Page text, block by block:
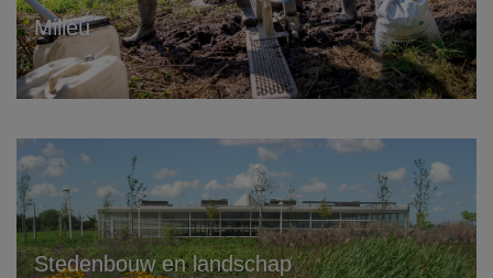
Milieu
Bij de ontwikkeling en realisatie van
plannen is milieu altijd een factor om
rekening mee te houden. Als het gaat...
Stedenbouw en landschap